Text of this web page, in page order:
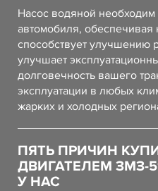
Насос водяной
автомобиля, обеспечивая
способствует улучшению
улучшает
долговечность вашего
эксплуатации в любых
жарких и холодных
ПЯТЬ ПРИЧИН
ДВИГАТЕЛЕМ ЗМЗ-
У НАС